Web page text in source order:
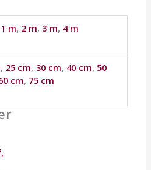
1 m, 2 m, 3 m, 4 m
, 25 cm, 30 cm, 40 cm, 50
cm, 75 cm